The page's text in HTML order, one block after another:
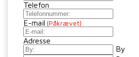
Telefon
E-mail (Påkrævet)
Adresse
By